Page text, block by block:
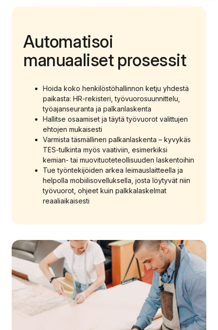
Automatisoi
manuaaliset prosessit
Hoida koko henkilöstöhallinnon ketju yhdestä
paikasta: HR-rekisteri, työvuorosuunnittelu,
työajanseuranta ja palkanlaskenta
Hallitse osaamiset ja täytä työvuorot valittujen
ehtojen mukaisesti
Varmista täsmällinen palkanlaskenta – kyvykäs
TES-tulkinta myös vaativiin, esimerkiksi
kemian- tai muovituoteteollisuuden laskentoihin
Tue työntekijöiden arkea leimauslaitteella ja
helpolla mobiilisovelluksella, josta löytyvät niin
työvuorot, ohjeet kuin palkkalaskelmat
reaaliaikaisesti